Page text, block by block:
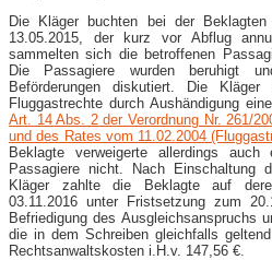
Die Kläger buchten bei der
13.05.2015, der kurz vor Abflug
sammelten sich die betroffenen
Die Passagiere wurden beruhigt
Beförderungen diskutiert. Die
Fluggastrechte durch Aushändigung
Art. 14 Abs. 2 der Verordnung Nr. 261/
und des Rates vom 11.02.2004
Beklagte verweigerte allerdings
Passagiere nicht. Nach Einschaltung
Kläger zahlte die Beklagte auf
03.11.2016 unter Fristsetzung zum
Befriedigung des Ausgleichsanspruchs
die in dem Schreiben gleichfalls
Rechtsanwaltskosten i.H.v. 147,56 €.